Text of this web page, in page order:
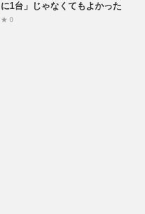
に1台」じゃなくてもよかった
★ 0